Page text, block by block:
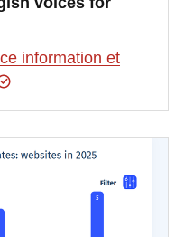
information et